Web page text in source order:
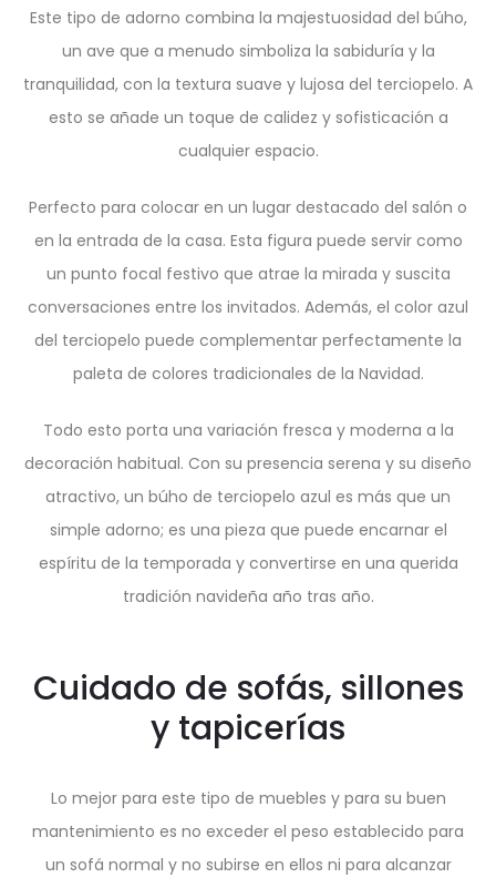
Este tipo de adorno combina la majestuosidad del búho,
un ave que a menudo simboliza la sabiduría y la
tranquilidad, con la textura suave y lujosa del terciopelo. A
esto se añade un toque de calidez y sofisticación a
cualquier espacio.
Perfecto para colocar en un lugar destacado del salón o
en la entrada de la casa. Esta figura puede servir como
un punto focal festivo que atrae la mirada y suscita
conversaciones entre los invitados. Además, el color azul
del terciopelo puede complementar perfectamente la
paleta de colores tradicionales de la Navidad.
Todo esto porta una variación fresca y moderna a la
decoración habitual. Con su presencia serena y su diseño
atractivo, un búho de terciopelo azul es más que un
simple adorno; es una pieza que puede encarnar el
espíritu de la temporada y convertirse en una querida
tradición navideña año tras año.
Cuidado de sofás, sillones
y tapicerías
Lo mejor para este tipo de muebles y para su buen
mantenimiento es no exceder el peso establecido para
un sofá normal y no subirse en ellos ni para alcanzar